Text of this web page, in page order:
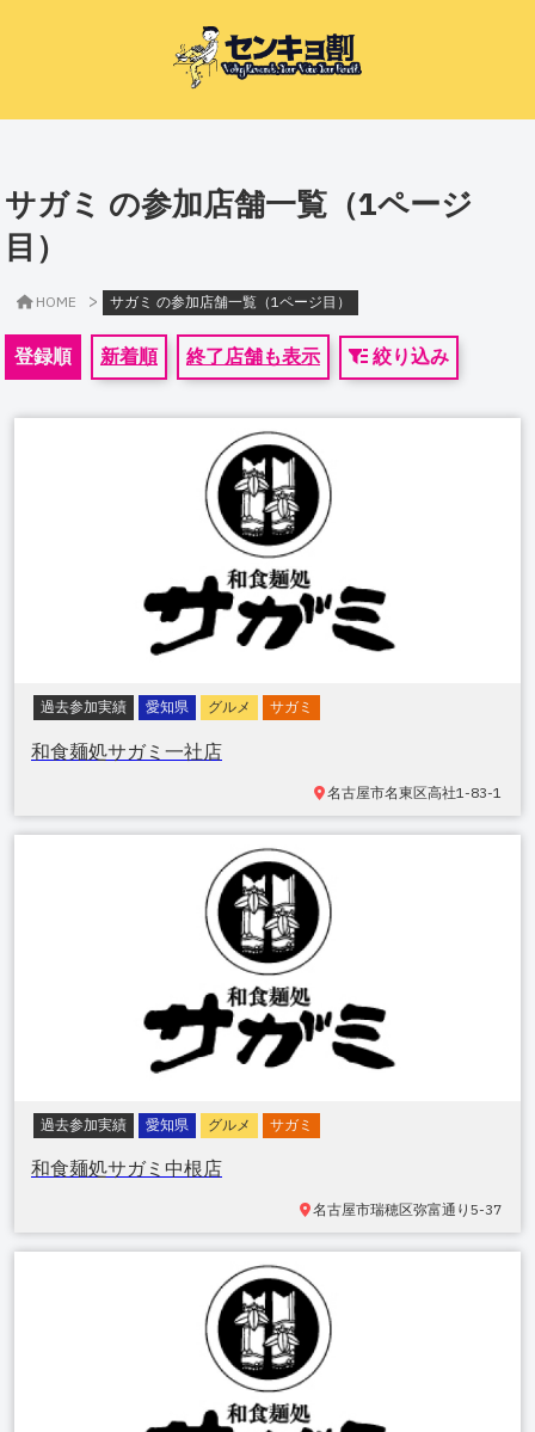
サガミ の参加店舗一覧（1ページ
目）
HOME > サガミ の参加店舗一覧（1ページ目）
登録順 新着順 終了店舗も表示 絞り込み
過去参加実績 愛知県 グルメ サガミ
和食麺処サガミ一社店
名古屋市名東区高社1-83-1
過去参加実績 愛知県 グルメ サガミ
和食麺処サガミ中根店
名古屋市瑞穂区弥富通 り5-37